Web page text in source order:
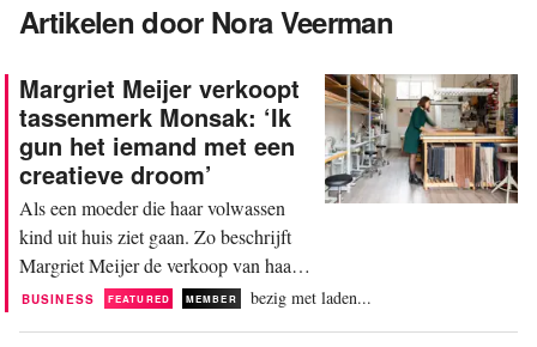
Artikelen door Nora Veerman
Margriet Meijer verkoopt
tassenmerk Monsak: ‘Ik
gun het iemand met een
creatieve droom’
Als een moeder die haar volwassen
kind uit huis ziet gaan. Zo beschrijft
Margriet Meijer de verkoop van haar
tassenbedrijf Monsak. Twaalf jaar van
BUSINESS FEATURED MEMBER bezig met laden...